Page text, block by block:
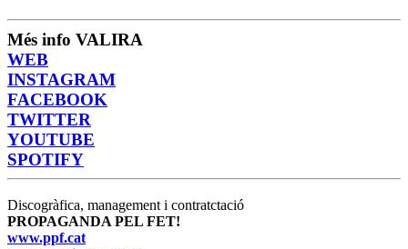
Més info VALIRA
WEB
INSTAGRAM
FACEBOOK
TWITTER
YOUTUBE
SPOTIFY
Discogràfica, management i contratctació
PROPAGANDA PEL FET!
www.ppf.cat